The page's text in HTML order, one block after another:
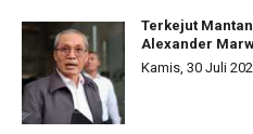
Terkejut
Alexander
Kamis, 30 Juli